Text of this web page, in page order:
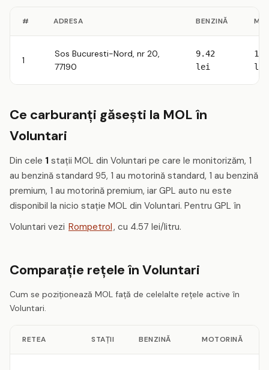
# ADRESA BENZINĂ
1
Sos Bucuresti-Nord, nr 20,
77190
9.42
lei
lei
Ce carburanți găsești la MOL în
Voluntari
Din cele 1 stații MOL din Voluntari pe care le monitorizăm, 1
au benzină standard 95, 1 au motorină standard, 1 au benzină
premium, 1 au motorină premium, iar GPL auto nu este
disponibil la nicio stație MOL din Voluntari. Pentru GPL în
Voluntari vezi Rompetrol, cu 4.57 lei/litru.
Comparație rețele în Voluntari
Cum se poziționează MOL față de celelalte rețele active în
Voluntari.
RETEA STAȚII BENZINĂ MOTORINĂ